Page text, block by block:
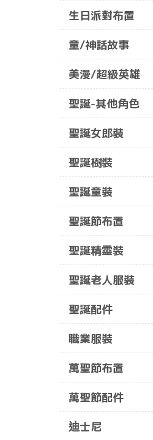
生日派對布置
童/神話故事
美漫/超級英雄
聖誕-其他角色
聖誕女郎裝
聖誕樹裝
聖誕童裝
聖誕節布置
聖誕精靈裝
聖誕老人服裝
聖誕配件
職業服裝
萬聖節布置
萬聖節配件
迪士尼